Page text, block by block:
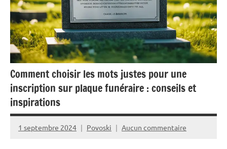
Comment choisir les mots justes pour une
inscription sur plaque funéraire : conseils et
inspirations
1 septembre 2024 Povoski Aucun commentaire